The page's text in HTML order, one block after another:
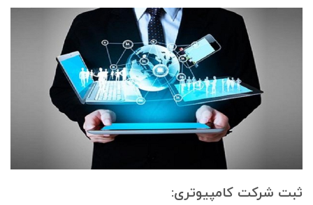
ثبت شرکت کامپیوتری: